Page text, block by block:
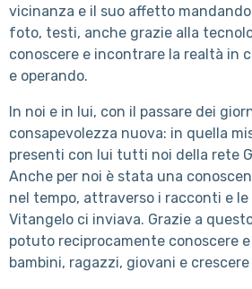
vicinanza e il suo affetto
foto, testi, anche grazie alla
conoscere e incontrare la realtà in
e operando.
In noi e in lui, con il passare dei
consapevolezza nuova: in quella
presenti con lui tutti noi della rete
Anche per noi è stata una
nel tempo, attraverso i racconti e
Vitangelo ci inviava. Grazie a
potuto reciprocamente conoscere
bambini, ragazzi, giovani e